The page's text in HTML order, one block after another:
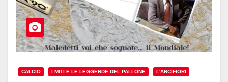
CALCIO I MITI E LE LEGGENDE DEL PALLONE L'ARCIFIORI